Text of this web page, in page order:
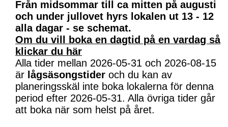
Från midsommar till ca mitten på augusti
och under jullovet hyrs lokalen ut 13 - 12
alla dagar - se schemat.
Om du vill boka en dagtid på en vardag så
klickar du här
Alla tider mellan 2026-05-31 och 2026-08-15
är lågsäsongstider och du kan av
planeringsskäl inte boka lokalerna för denna
period efter 2026-05-31. Alla övriga tider går
att boka när som helst på året.